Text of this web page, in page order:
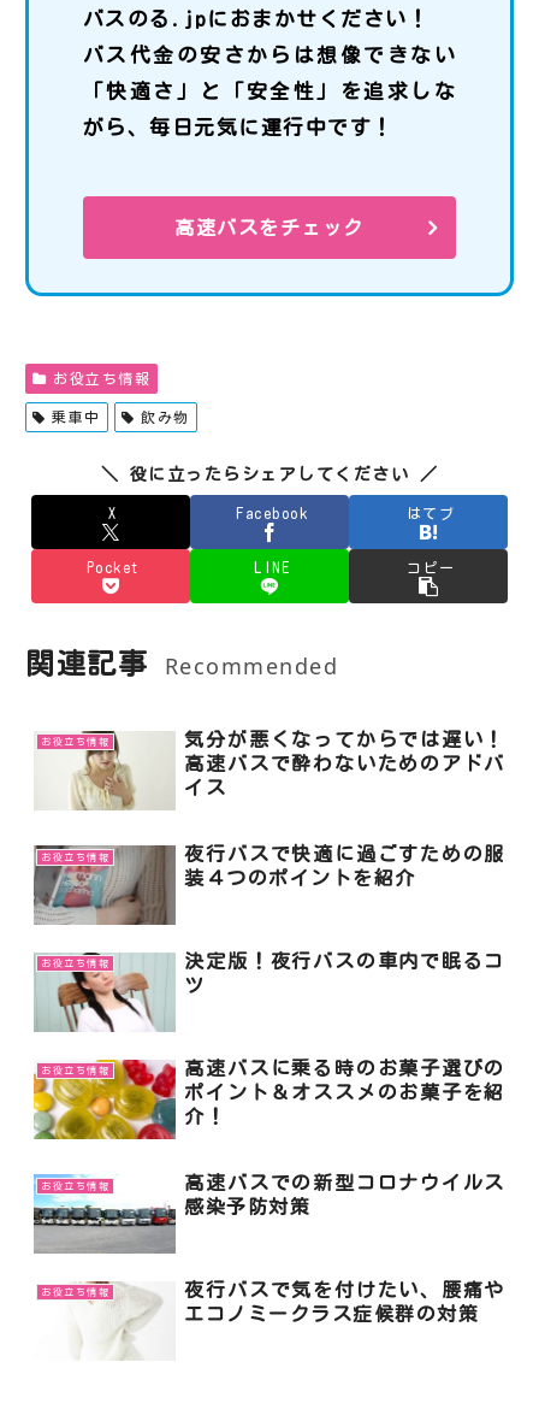
バスのる.jpにおまかせください！
バス代金の安さからは想像できない
「快適さ」と「安全性」を追求しな
がら、毎日元気に運行中です！
高速バスをチェック
お役立ち情報
乗車中 飲み物
＼ 役に立ったらシェアしてください ／
X Facebook はてブ
Pocket LINE コピー
関連記事 Recommended
お役立ち情報
気分が悪くなってからでは遅い！
高速バスで酔わないためのアドバ
イス
お役立ち情報
夜行バスで快適に過ごすための服
装４つのポイントを紹介
お役立ち情報
決定版！夜行バスの車内で眠るコ
ツ
お役立ち情報
高速バスに乗る時のお菓子選びの
ポイント＆オススメのお菓子を紹
介！
お役立ち情報
高速バスでの新型コロナウイルス
感染予防対策
お役立ち情報
夜行バスで気を付けたい、腰痛や
エコノミークラス症候群の対策